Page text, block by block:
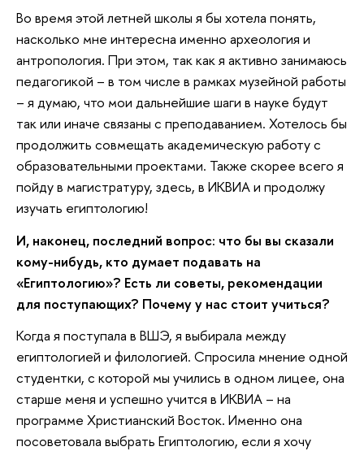
Во время этой летней школы я бы хотела понять,
насколько мне интересна именно археология и
антропология. При этом, так как я активно занимаюсь
педагогикой – в том числе в рамках музейной работы
– я думаю, что мои дальнейшие шаги в науке будут
так или иначе связаны с преподаванием. Хотелось бы
продолжить совмещать академическую работу с
образовательными проектами. Также скорее всего я
пойду в магистратуру, здесь, в ИКВИА и продолжу
изучать египтологию!
И, наконец, последний вопрос: что бы вы сказали
кому-нибудь, кто думает подавать на
«Египтологию»? Есть ли советы, рекомендации
для поступающих? Почему у нас стоит учиться?
Когда я поступала в ВШЭ, я выбирала между
египтологией и филологией. Спросила мнение одной
студентки, с которой мы учились в одном лицее, она
старше меня и успешно учится в ИКВИА – на
программе Христианский Восток. Именно она
посоветовала выбрать Египтологию, если я хочу